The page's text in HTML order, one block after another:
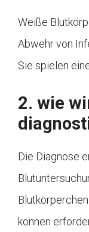
Weiße
Abwehr von
Sie spielen
2. wie
Die Diagnose
können